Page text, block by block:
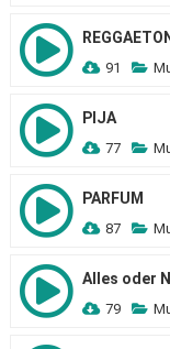
REGGAETON
91
PIJA
77
PARFUM
87
Alles oder
79